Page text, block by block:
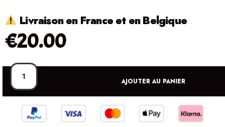
Livraison en France et en Belgique
€20.00
AJOUTER AU PANIER